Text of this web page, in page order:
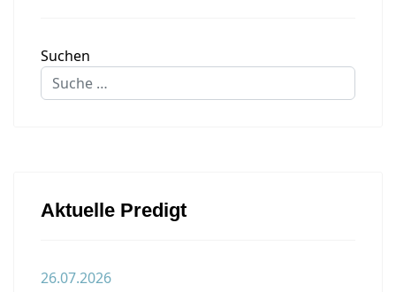
Suchen
Aktuelle Predigt
26.07.2026